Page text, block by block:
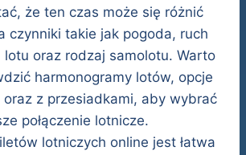
że ten czas może się różnić
czynniki takie jak pogoda, ruch
lotu oraz rodzaj samolotu. Warto
harmonogramy lotów, opcje
z przesiadkami, aby wybrać
połączenie lotnicze.
lotniczych online jest łatwa